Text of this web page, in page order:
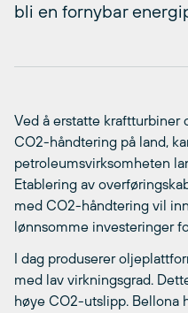
bli en fornybar
Ved å erstatte kraftturbiner
CO2-håndtering på land,
petroleumsvirksomheten
Etablering av
med CO2-håndtering vil
lønnsomme investeringer
I dag produserer
med lav virkningsgrad.
høye CO2-utslipp. Bellona